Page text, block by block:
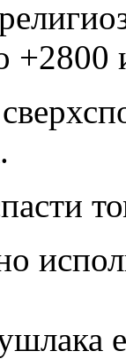
+2800